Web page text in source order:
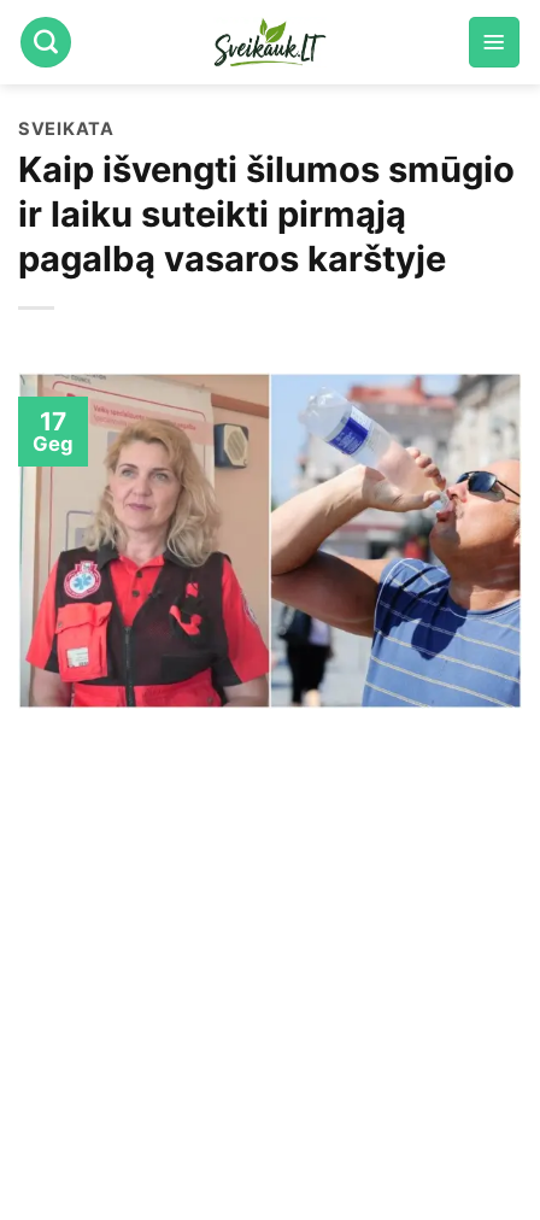
Skip
to
SVEIKATA
Kaip išvengti šilumos smūgio
ir laiku suteikti pirmąją
pagalbą vasaros karštyje
17
Geg